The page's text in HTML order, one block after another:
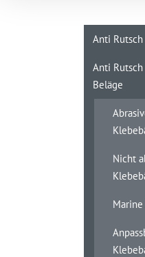
Anti Rutsch
Anti
Beläge
Nicht